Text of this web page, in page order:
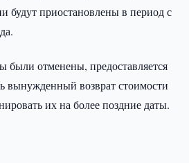
будут приостановлены в период с
были отменены, предоставляется
вынужденный возврат стоимости
их на более поздние даты.